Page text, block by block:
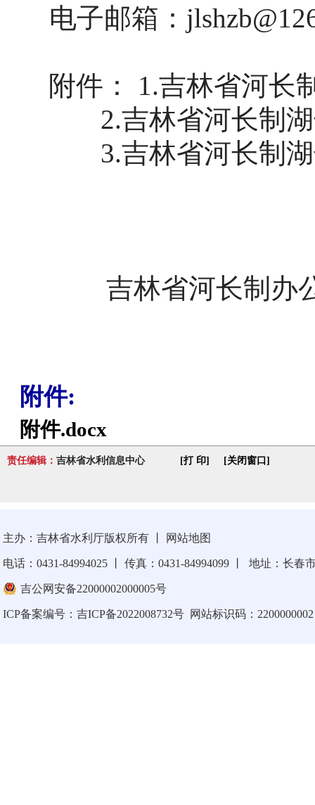
电子邮箱：
附件： 1.吉林省河长
2.吉林省河长制
3.吉林省河长制
吉林省河长制办
附件:
附件.docx
责任编辑： 吉林省水利信息中心 [打 印] [关闭窗口]
主办：吉林省水利厅版权所有 网站地图
电话：0431-84994025 传真：0431-84994099 地址：长春
吉公网安备22000002000005号
ICP备案编号： 吉ICP备2022008732号 网站标识码：2200000002